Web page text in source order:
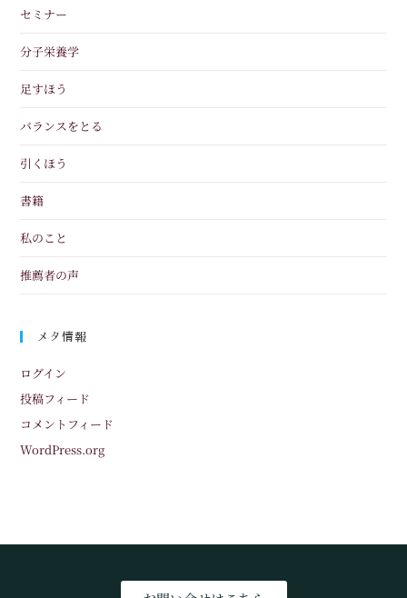
セミナー
分子栄養学
足すほう
バランスをとる
引くほう
書籍
私のこと
推薦者の声
メタ情報
ログイン
投稿フィード
コメントフィード
WordPress.org